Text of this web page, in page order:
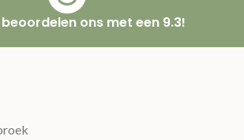
ons met een 9.3!